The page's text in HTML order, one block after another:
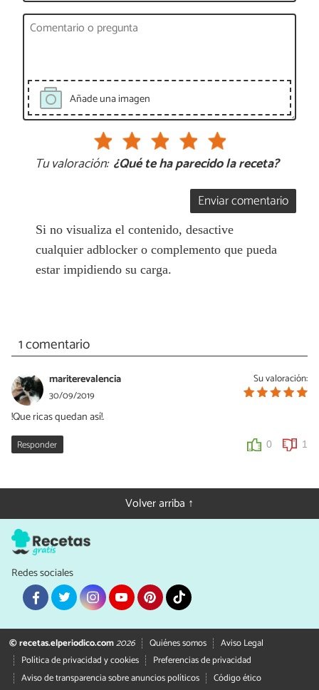
Añade una imagen
Tu valoración: ¿Qué te ha parecido la receta?
Enviar comentario
Si no visualiza el contenido, desactive
cualquier adblocker o complemento que pueda
estar impidiendo su carga.
1 comentario
Su valoración:
mariterevalencia
30/09/2019
!Que ricas quedan así!.
Responder 0 1
Volver arriba ↑
Redes sociales
© recetas.elperiodico.com2026 Quiénes somos
Aviso Legal
Política de privacidad y cookies
Preferencias de privacidad
Aviso de transparencia sobre anuncios políticos
Código ético